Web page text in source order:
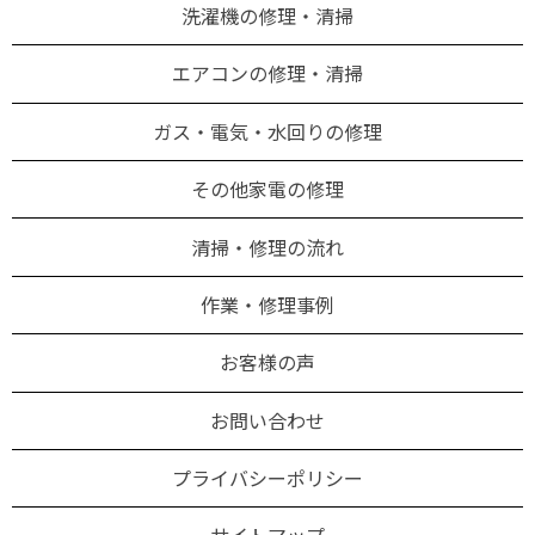
洗濯機の修理・清掃
エアコンの修理・清掃
ガス・電気・水回りの修理
その他家電の修理
清掃・修理の流れ
作業・修理事例
お客様の声
お問い合わせ
プライバシーポリシー